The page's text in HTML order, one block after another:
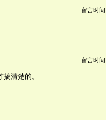
留言时间
留言时间
清楚的。